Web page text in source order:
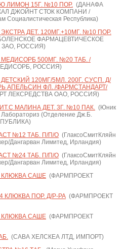
ЛИМОН 15Г. №10 ПОР.(ДАНАФА
ДЖОЙНТ СТОК КОМПАНИ /
Социалистическая Республика)
ДЕТ. 120МГ.+10МГ. №10 ПОР.
ФАРМАЦЕВТИЧЕСКОЕ
РОССИЯ)
500МГ. №20 ТАБ. /
РОССИЯ)
120МГ/5МЛ. 200Г. СУСП. Д/
АПЕЛЬСИН ФЛ. /ФАРМСТАНДАРТ/
ЛЕКСРЕДСТВА ОАО, РОССИЯ)
МАЛИНА ДЕТ. 3Г. №10 ПАК.(Юник
(Отделение Дж.Б.
№12 ТАБ. П/П/О(ГлаксоСмитКляйн
Дангарван Лимитед, Ирландия)
№24 ТАБ. П/П/О(ГлаксоСмитКляйн
Дангарван Лимитед, Ирландия)
САШЕ(ФАРМПРОЕКТ
КЛЮКВА ПОР. Д/Р-РА(ФАРМПРОЕКТ
САШЕ(ФАРМПРОЕКТ
(САВА ХЕЛСКЕА ЛТД, ИМПОРТ)